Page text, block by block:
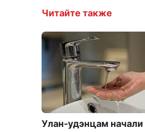
Читайте также
Улан-удэнцам начали